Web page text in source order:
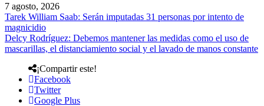
7 agosto, 2026
Tarek William Saab: Serán imputadas 31 personas por intento de
magnicidio
Delcy Rodríguez: Debemos mantener las medidas como el uso de
mascarillas, el distanciamiento social y el lavado de manos constante
¡Compartir este!
Facebook
Twitter
Google Plus